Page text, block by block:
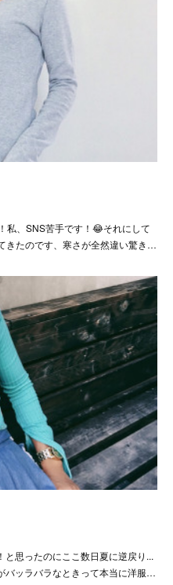
私、SNS苦手です！😂それにして
きたのです、寒さが全然違い驚き…
と思ったのにここ数日夏に逆戻り...
バッラバラなときって本当に洋服…